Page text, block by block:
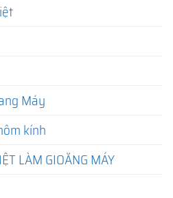
Máy
kính
LÀM GIOĂNG MÁY